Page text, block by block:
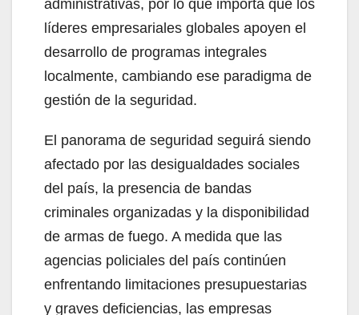
administrativas, por lo que importa que los
líderes empresariales globales apoyen el
desarrollo de programas integrales
localmente, cambiando ese paradigma de
gestión de la seguridad.
El panorama de seguridad seguirá siendo
afectado por las desigualdades sociales
del país, la presencia de bandas
criminales organizadas y la disponibilidad
de armas de fuego. A medida que las
agencias policiales del país continúen
enfrentando limitaciones presupuestarias
y graves deficiencias, las empresas